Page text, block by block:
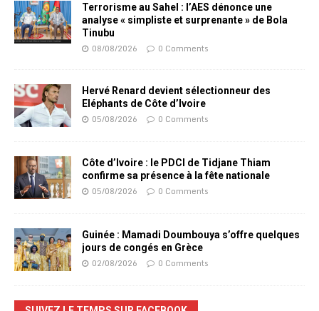
Terrorisme au Sahel : l’AES dénonce une
analyse « simpliste et surprenante » de Bola
Tinubu
08/08/2026 0 Comments
Hervé Renard devient sélectionneur des
Eléphants de Côte d’Ivoire
05/08/2026 0 Comments
Côte d’Ivoire : le PDCI de Tidjane Thiam
confirme sa présence à la fête nationale
05/08/2026 0 Comments
Guinée : Mamadi Doumbouya s’offre quelques
jours de congés en Grèce
02/08/2026 0 Comments